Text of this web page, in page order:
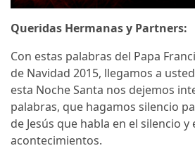
Queridas Hermanas y Partners:
Con estas palabras del Papa
de Navidad 2015, llegamos a
esta Noche Santa nos dejemos
palabras, que hagamos silencio
de Jesús que habla en el silencio y
acontecimientos.